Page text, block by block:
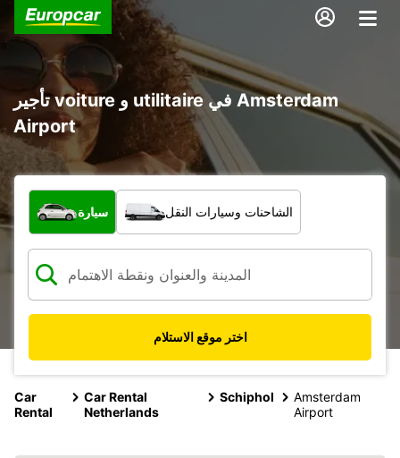
تأجير voiture و utilitaire في Amsterdam
Airport
ما نوع المركبة؟
سيارة الشاحنات وسيارات النقل
اختر موقع الاستلام
Car
Rental
Car Rental
Netherlands
Schiphol
Amsterdam
Airport